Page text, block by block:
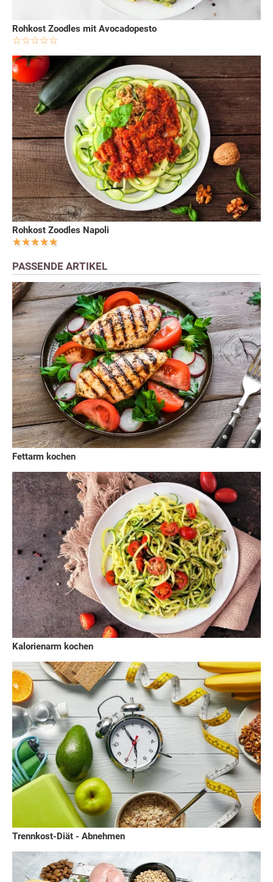
Rohkost Zoodles mit Avocadopesto
Rohkost Zoodles Napoli
PASSENDE ARTIKEL
Fettarm kochen
Kalorienarm kochen
Trennkost-Diät - Abnehmen